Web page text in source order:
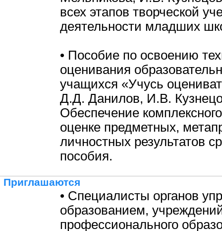
всех этапов творческой
деятельности младших
• Пособие по освоению
оценивания
учащихся «Учусь
Д.Д. Данилов, И.В.
Обеспечение
оценке предметных,
личностных результатов
пособия.
Приглашаются
• Специалисты органов
образованием,
профессионального